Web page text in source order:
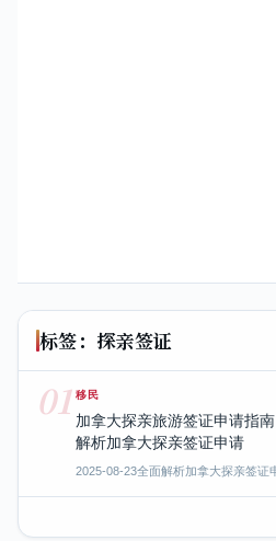
标签：探亲签证
01 移民
加拿大探亲旅游签证申请指
解析加拿大探亲签证申请
2025-08-23全面解析加拿大探亲签证